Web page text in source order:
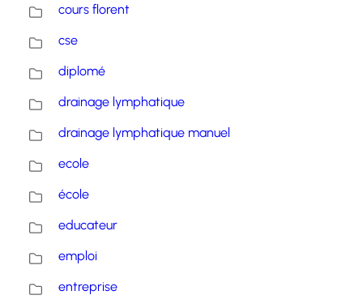
cours florent
cse
diplomé
drainage lymphatique
drainage lymphatique manuel
ecole
école
educateur
emploi
entreprise